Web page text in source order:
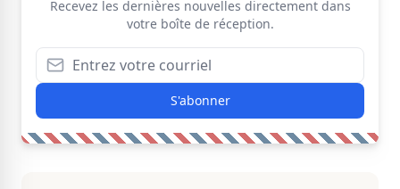
Recevez les dernières nouvelles directement dans
votre boîte de réception.
S'abonner